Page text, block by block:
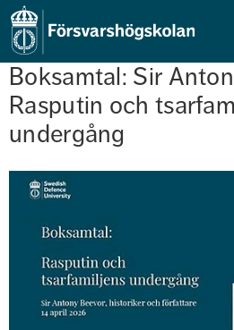
Boksamtal: Sir
Rasputin och
undergång